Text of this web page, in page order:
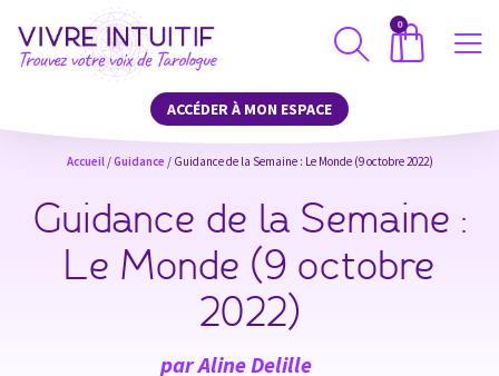
0
ACCÉDER À MON ESPACE
Accueil/Guidance / Guidance de la Semaine : Le Monde (9 octobre 2022)
Guidance de la Semaine :
Le Monde (9 octobre
2022)
parAline Delille